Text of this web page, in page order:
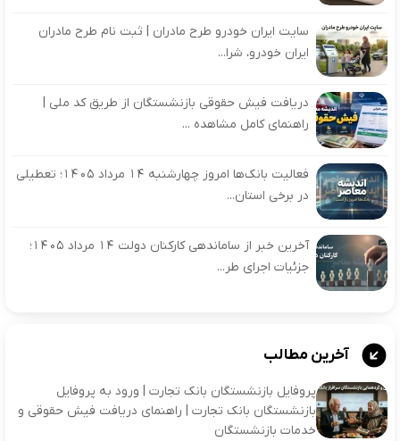
سایت ایران خودرو طرح مادران | ثبت نام طرح مادران
ایران خودرو، شرا...
دریافت فیش حقوقی بازنشستگان از طریق کد ملی |
راهنمای کامل مشاهده ...
فعالیت بانک‌ها امروز چهارشنبه ۱۴ مرداد ۱۴۰۵؛ تعطیلی
در برخی استان...
آخرین خبر از ساماندهی کارکنان دولت ۱۴ مرداد ۱۴۰۵؛
جزئیات اجرای طر...
آخرین مطالب
پروفایل بازنشستگان بانک تجارت | ورود به پروفایل
بازنشستگان بانک تجارت | راهنمای دریافت فیش حقوقی و
خدمات بازنشستگان